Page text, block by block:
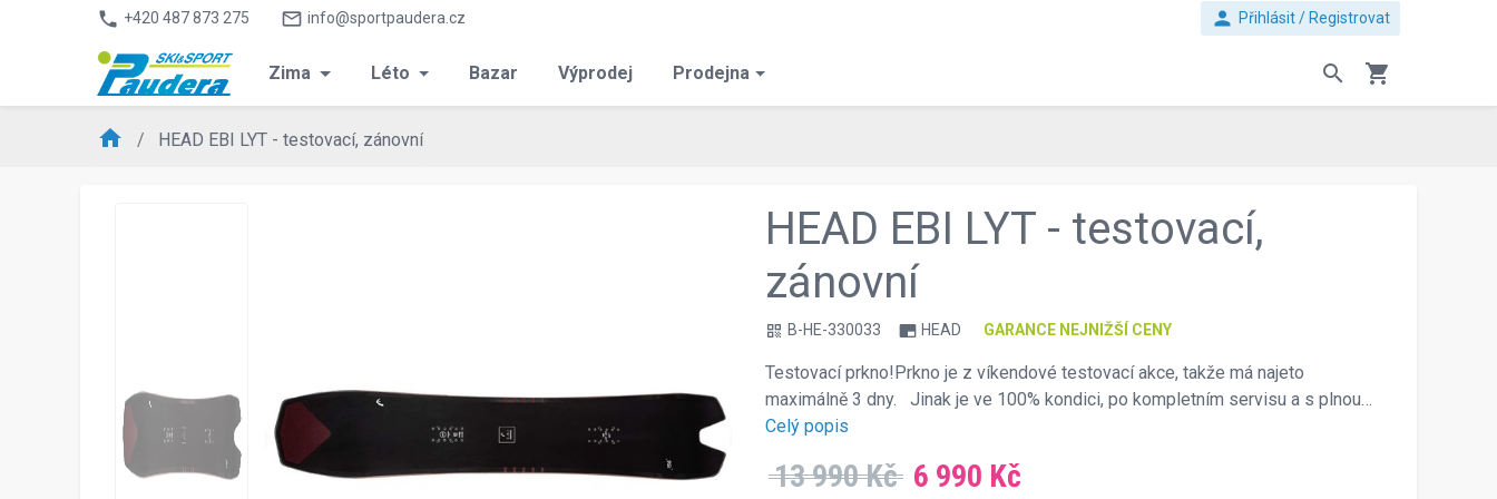
phone +420 487 873 275 mail_outline info@sportpaudera.cz person Přihlásit / Registrovat
Zima Léto Bazar Výprodej Prodejna search shopping_cart
home HEAD EBI LYT - testovací, zánovní
chevron_left chevron_right
HEAD EBI LYT - testovací,
zánovní
qr_code B-HE-330033 branding_watermark HEAD GARANCE NEJNIŽŠÍ CENY
Testovací prkno!Prkno je z víkendové testovací akce, takže má najeto
maximálně 3 dny. Jinak je ve 100% kondici, po kompletním servisu a s plnou…
Celý popis
13 990 Kč 6 990 Kč